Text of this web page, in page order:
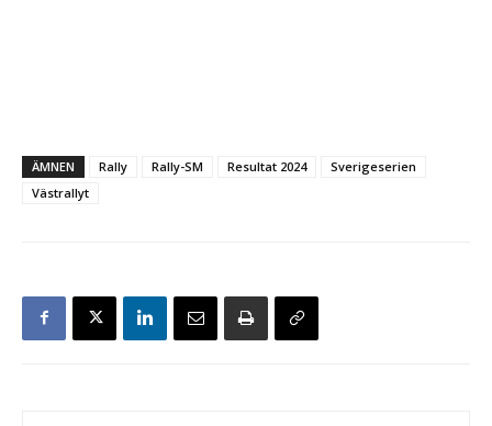
ÄMNEN Rally Rally-SM Resultat 2024
Sverigeserien
Västrallyt